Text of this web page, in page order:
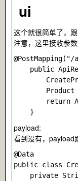
ui
这个就很简单了，
注意，这里接收参
public
Product
return
payload:
看到没有，payload
@Data
public class
private